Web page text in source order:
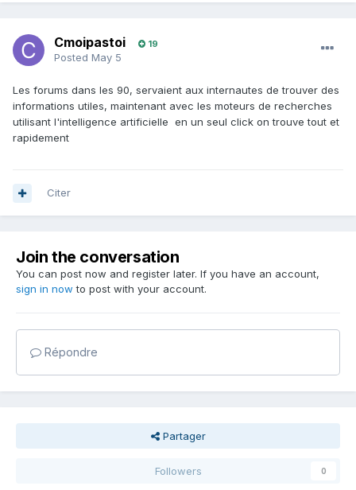
Cmoipastoi 19
Posted May 5
Les forums dans les 90, servaient aux internautes de trouver des
informations utiles, maintenant avec les moteurs de recherches
utilisant l'intelligence artificielle en un seul click on trouve tout et
rapidement
Citer
Join the conversation
You can post now and register later. If you have an account,
sign in now to post with your account.
Répondre
Partager
Followers 0